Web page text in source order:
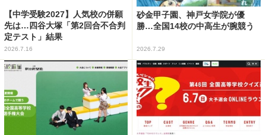
【中学受験2027】人気校の併願
先は…四谷大塚「第2回合不合判
定テスト」結果
2026.7.16
砂金甲子園、神戸女学院が優
勝…全国14校の中高生が腕競う
2026.7.29